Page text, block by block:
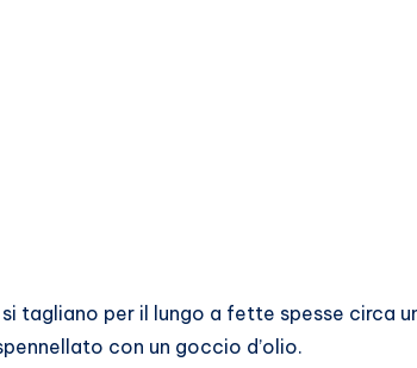
tagliano per il lungo a fette spesse circa
con un goccio d’olio.